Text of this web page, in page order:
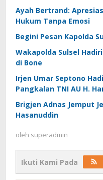
Ayah Bertrand:
Hukum Tanpa Emosi
Begini Pesan Kapolda
Wakapolda Sulsel
di Bone
Irjen Umar Septono
Pangkalan TNI AU H.
Brigjen Adnas Jemput
Hasanuddin
oleh superadmin
Ikuti Kami Pada